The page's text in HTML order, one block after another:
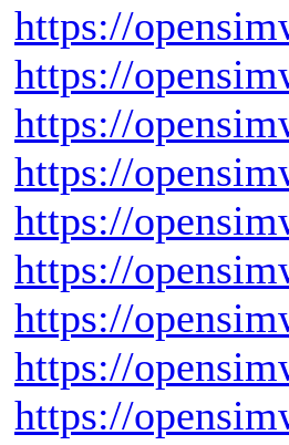
https://
https://
https://
https://
https://
https://
https://
https://
https://